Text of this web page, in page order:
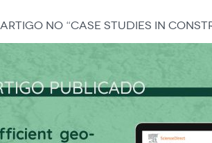
artigo no “Case Studies in